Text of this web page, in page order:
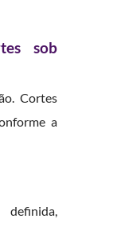
sob
Cortes
a